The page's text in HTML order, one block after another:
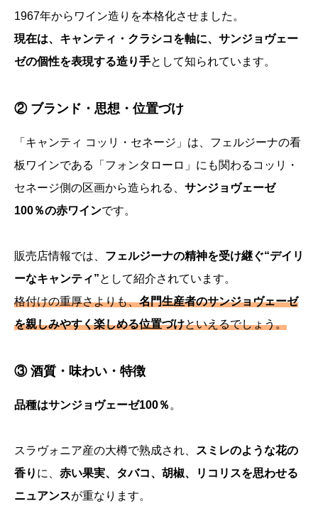
1967年からワイン造りを本格化させました。
現在は、キャンティ・クラシコを軸に、サンジョヴェー
ゼの個性を表現する造り手として知られています。
② ブランド・思想・位置づけ
「キャンティ コッリ・セネージ」は、フェルジーナの看
板ワインである「フォンタローロ」にも関わるコッリ・
セネージ側の区画から造られる、 サンジョヴェーゼ
100％の赤ワインです。
販売店情報では、 フェルジーナの精神を受け継ぐ“デイリ
ーなキャンティ”として紹介されています。
格付けの重厚さよりも、名門生産者のサンジョヴェーゼ
を親しみやすく楽しめる位置づけといえるでしょう。
③ 酒質・味わい・特徴
品種はサンジョヴェーゼ100％ 。
スラヴォニア産の大樽で熟成され、
スミレのような花の
香り に、 赤い果実、タバコ、胡椒、リコリスを思わせる
ニュアンスが重なります。